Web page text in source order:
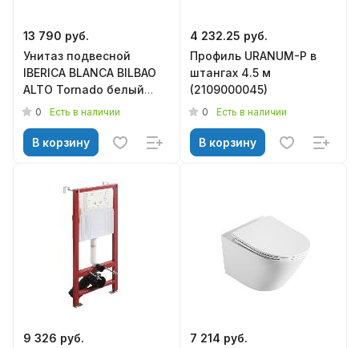
13 790 руб.
Унитаз подвесной
IBERICA BLANCA BILBAO
ALTO Tornado белый
(IB.BLA.234.1B1)
0 Есть в наличии
В корзину
4 232.25 руб.
Профиль URANUM-P в
штангах 4.5 м
(2109000045)
0 Есть в наличии
В корзину
9 326 руб.
7 214 руб.